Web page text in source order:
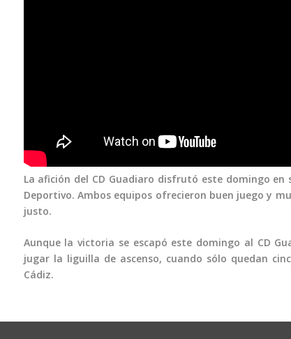
La afición del CD Guadiaro disfrutó este domingo
Deportivo. Ambos equipos ofrecieron buen juego y
justo.
Aunque la victoria se escapó este domingo al CD
jugar la liguilla de ascenso, cuando sólo quedan
Cádiz.